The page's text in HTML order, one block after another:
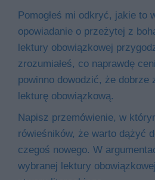
Pomogłeś mi odkryć, jakie to
opowiadanie o przeżytej z
lektury obowiązkowej
zrozumiałeś, co naprawdę
powinno dowodzić, że dobrze
lekturę obowiązkową.
Napisz przemówienie, w
rówieśników, że warto dążyć
czegoś nowego. W
wybranej lektury